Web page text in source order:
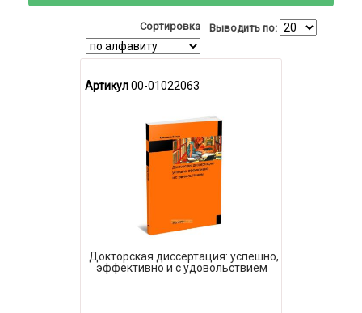
Сортировка Выводить по:
Артикул00-01022063
Докторская диссертация: успешно,
эффективно и с удовольствием